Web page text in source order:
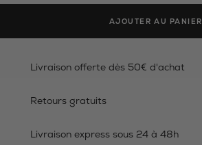
AJOUTER AU PANIER
Livraison offerte dès 50€ d'achat
Retours gratuits
Livraison express sous 24 à 48h